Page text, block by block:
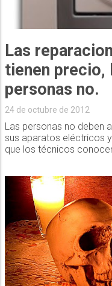
Las
tienen precio,
personas no.
24 de octubre de 2012
Las personas no deben
sus aparatos eléctricos
que los técnicos